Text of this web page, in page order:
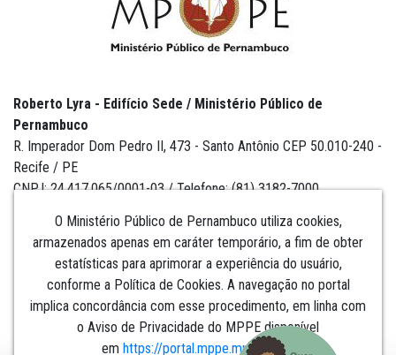
O Ministério Público de Pernambuco utiliza cookies,
armazenados apenas em caráter temporário, a fim de obter
estatísticas para aprimorar a experiência do usuário,
conforme a Política de Cookies. A navegação no portal
implica concordância com esse procedimento, em linha com
o Aviso de Privacidade do MPPE disponível
em https://portal.mppe.mp.br/lgpd.​​​​​​​
Roberto Lyra - Edifício Sede / Ministério Público de
Pernambuco
R. Imperador Dom Pedro II, 473 - Santo Antônio CEP 50.010-240 -
Recife / PE
CNPJ: 24.417.065/0001-03 / Telefone: (81) 3182-7000
Institucional
Comunicação